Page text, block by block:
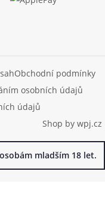
Obchodní podmínky
osobních údajů
údajů
Shop by wpj.cz
mladším 18 let.